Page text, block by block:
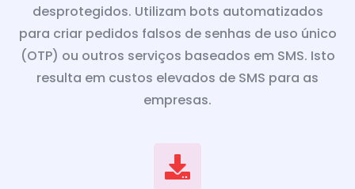
desprotegidos. Utilizam bots automatizados
para criar pedidos falsos de senhas de uso único
(OTP) ou outros serviços baseados em SMS. Isto
resulta em custos elevados de SMS para as
empresas.